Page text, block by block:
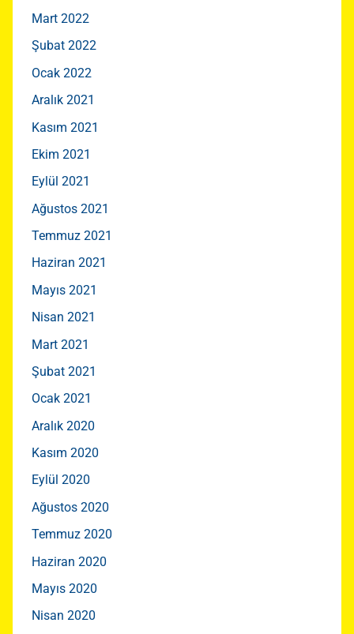
Mart 2022
Şubat 2022
Ocak 2022
Aralık 2021
Kasım 2021
Ekim 2021
Eylül 2021
Ağustos 2021
Temmuz 2021
Haziran 2021
Mayıs 2021
Nisan 2021
Mart 2021
Şubat 2021
Ocak 2021
Aralık 2020
Kasım 2020
Eylül 2020
Ağustos 2020
Temmuz 2020
Haziran 2020
Mayıs 2020
Nisan 2020